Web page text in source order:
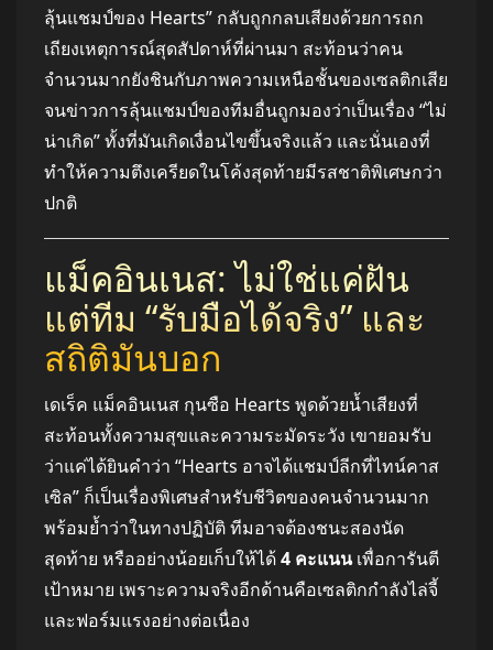
ลุ้นแชมป์ของ Hearts” กลับถูกกลบเสียงด้วยการถก
เถียงเหตุการณ์สุดสัปดาห์ที่ผ่านมา สะท้อนว่าคน
จำนวนมากยังชินกับภาพความเหนือชั้นของเซลติกเสีย
จนข่าวการลุ้นแชมป์ของทีมอื่นถูกมองว่าเป็นเรื่อง “ไม่
น่าเกิด” ทั้งที่มันเกิดเงื่อนไขขึ้นจริงแล้ว และนั่นเองที่
ทำให้ความตึงเครียดในโค้งสุดท้ายมีรสชาติพิเศษกว่า
ปกติ
แม็คอินเนส: ไม่ใช่แค่ฝัน
แต่ทีม “รับมือได้จริง” และ
สถิติมันบอก
เดเร็ค แม็คอินเนส กุนซือ Hearts พูดด้วยน้ำเสียงที่
สะท้อนทั้งความสุขและความระมัดระวัง เขายอมรับ
ว่าแค่ได้ยินคำว่า “Hearts อาจได้แชมป์ลีกที่ไทน์คาส
เซิล” ก็เป็นเรื่องพิเศษสำหรับชีวิตของคนจำนวนมาก
พร้อมย้ำว่าในทางปฏิบัติ ทีมอาจต้องชนะสองนัด
สุดท้าย หรืออย่างน้อยเก็บให้ได้4 คะแนนเพื่อการันตี
เป้าหมาย เพราะความจริงอีกด้านคือเซลติกกำลังไล่จี้
และฟอร์มแรงอย่างต่อเนื่อง